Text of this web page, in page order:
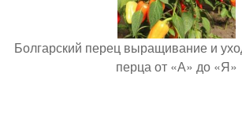
Болгарский перец выращивание и
перца от «А» до «Я»